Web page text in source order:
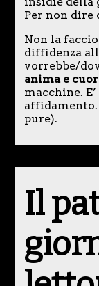
Per non dire
Non la
diffidenza
vorrebbe/
anima e
macchine.
pure).
Il